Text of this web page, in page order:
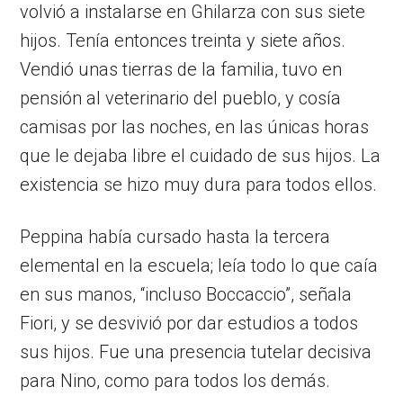
volvió a instalarse en Ghilarza con sus siete
hijos. Tenía entonces treinta y siete años.
Vendió unas tierras de la familia, tuvo en
pensión al veterinario del pueblo, y cosía
camisas por las noches, en las únicas horas
que le dejaba libre el cuidado de sus hijos. La
existencia se hizo muy dura para todos ellos.
Peppina había cursado hasta la tercera
elemental en la escuela; leía todo lo que caía
en sus manos, “incluso Boccaccio”, señala
Fiori, y se desvivió por dar estudios a todos
sus hijos. Fue una presencia tutelar decisiva
para Nino, como para todos los demás.